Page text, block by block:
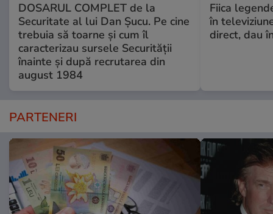
DOSARUL COMPLET de la
Securitate al lui Dan Șucu. Pe cine
trebuia să toarne și cum îl
caracterizau sursele Securității
înainte și după recrutarea din
august 1984
Fiica
în
direct, dau
PARTENERI